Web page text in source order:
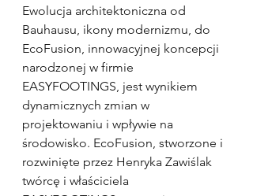
Ewolucja architektoniczna od
Bauhausu, ikony modernizmu, do
EcoFusion, innowacyjnej koncepcji
narodzonej w firmie
EASYFOOTINGS, jest wynikiem
dynamicznych zmian w
projektowaniu i wpływie na
środowisko. EcoFusion, stworzone i
rozwinięte przez Henryka Zawiślak
twórcę i właściciela